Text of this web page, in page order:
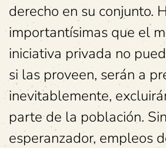
derecho en su conjunto.
importantísimas que el
iniciativa privada no
si las proveen, serán a
inevitablemente,
parte de la población.
esperanzador, empleos